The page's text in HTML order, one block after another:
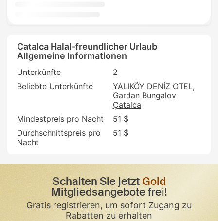
Catalca Halal-freundlicher Urlaub
Allgemeine Informationen
Unterkünfte
2
Beliebte Unterkünfte
YALIKÖY DENİZ OTEL
Gardan Bungalov
Çatalca
Mindestpreis pro Nacht
51 $
Durchschnittspreis pro
Nacht
51 $
Schalten Sie jetzt Gold
Mitgliedsangebote frei!
Gratis registrieren, um sofort Zugang zu
Rabatten zu erhalten